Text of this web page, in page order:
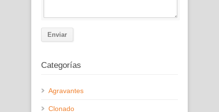
Categorías
Agravantes
Clonado